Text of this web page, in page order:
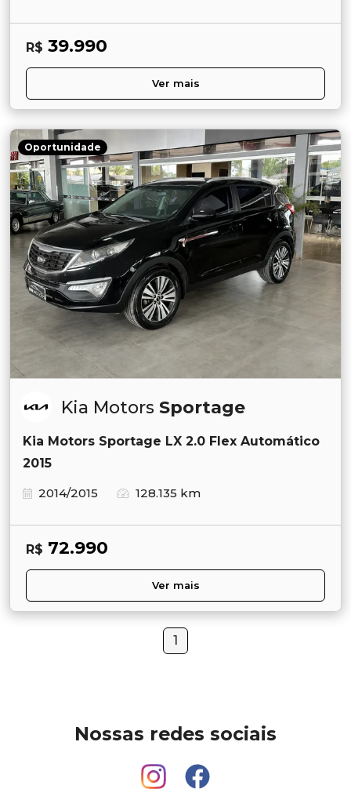
R$ 39.990
Ver mais
Oportunidade
Kia Motors Sportage
Kia Motors Sportage LX 2.0 Flex Automático
2015
2014/2015
128.135 km
R$ 72.990
Ver mais
1
Nossas redes sociais